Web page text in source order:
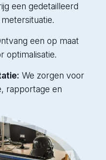
een gedetailleerd
een op maat
optimalisatie.
We zorgen voor
rapportage en